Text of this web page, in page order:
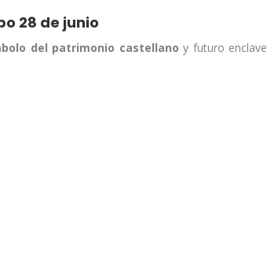
28 de junio
del patrimonio castellano y futuro enclave